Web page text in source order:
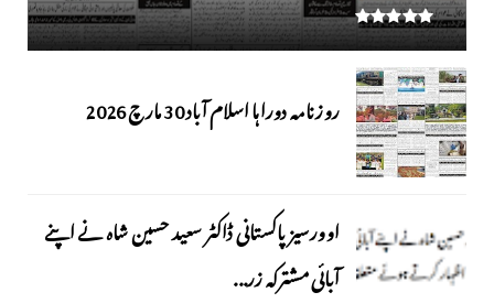
روزنامہ دوراہا اسلام آباد 30 مارچ 2026
اوورسیز پاکستانی ڈاکٹر سعید حسین شاہ نے اپنے
آبائی مشترکہ زر...